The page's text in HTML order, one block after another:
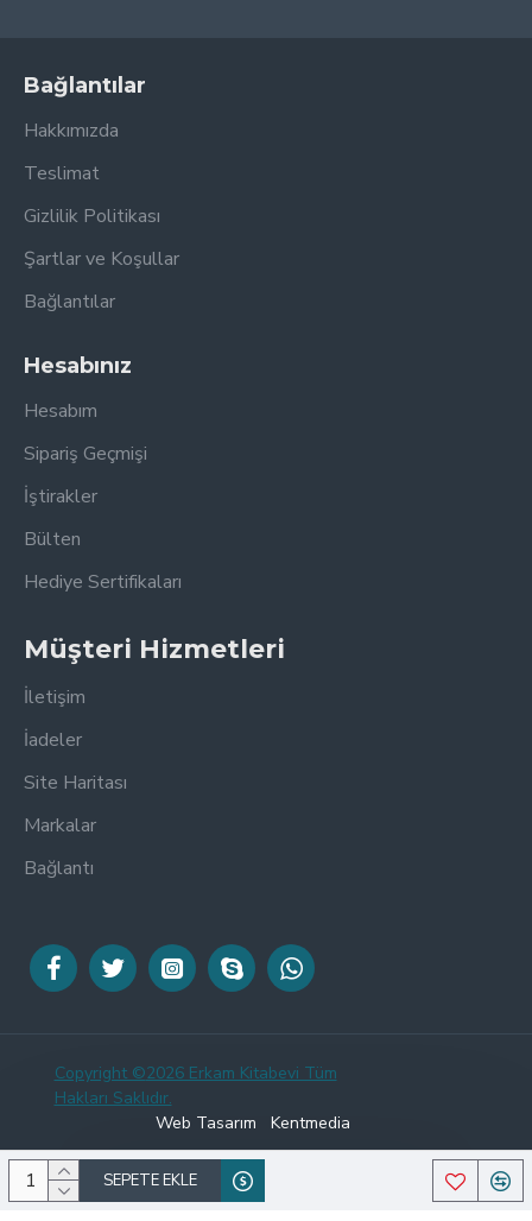
SEPETE EKLE
Bağlantılar
Hakkımızda
Teslimat
Gizlilik Politikası
Şartlar ve Koşullar
Bağlantılar
Hesabınız
Hesabım
Sipariş Geçmişi
İştirakler
Bülten
Hediye Sertifikaları
Müşteri Hizmetleri
İletişim
İadeler
Site Haritası
Markalar
Bağlantı
Copyright ©2026 Erkam Kitabevi Tüm
Hakları Saklıdır.
Web Tasarım
Kentmedia